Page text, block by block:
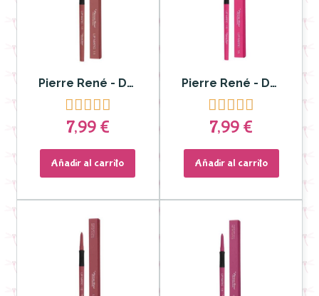
Pierre René - Delineador y Labial Lip Matic nº 11
    
7,99 €
Añadir al carrito
Pierre René - Delineador y Labial Lip Matic nº 15
    
7,99 €
Añadir al carrito